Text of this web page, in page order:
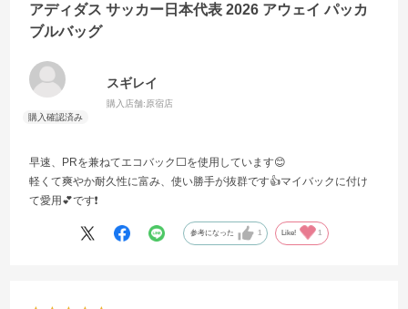
アディダス サッカー日本代表 2026 アウェイ パッカ
ブルバッグ
スギレイ
購入店舗:原宿店
早速、PRを兼ねてエコバック⬜️を使用しています😊
軽くて爽やか耐久性に富み、使い勝手が抜群です👍️マイバックに付け
て愛用💕です❗
参考になった 1 Like! 1